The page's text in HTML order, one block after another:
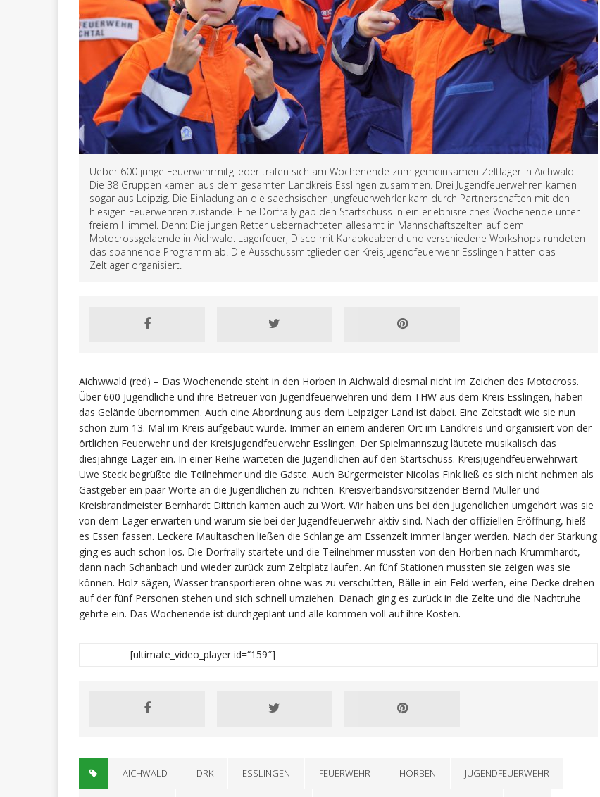
Ueber 600 junge Feuerwehrmitglieder trafen sich am Wochenende zum gemeinsamen Zeltlager in Aichwald.
Die 38 Gruppen kamen aus dem gesamten Landkreis Esslingen zusammen. Drei Jugendfeuerwehren kamen
sogar aus Leipzig. Die Einladung an die saechsischen Jungfeuerwehrler kam durch Partnerschaften mit den
hiesigen Feuerwehren zustande. Eine Dorfrally gab den Startschuss in ein erlebnisreiches Wochenende unter
freiem Himmel. Denn: Die jungen Retter uebernachteten allesamt in Mannschaftszelten auf dem
Motocrossgelaende in Aichwald. Lagerfeuer, Disco mit Karaokeabend und verschiedene Workshops rundeten
das spannende Programm ab. Die Ausschussmitglieder der Kreisjugendfeuerwehr Esslingen hatten das
Zeltlager organisiert.
Aichwwald (red) – Das Wochenende steht in den Horben in Aichwald diesmal nicht im Zeichen des Motocross.
Über 600 Jugendliche und ihre Betreuer von Jugendfeuerwehren und dem THW aus dem Kreis Esslingen, haben
das Gelände übernommen. Auch eine Abordnung aus dem Leipziger Land ist dabei. Eine Zeltstadt wie sie nun
schon zum 13. Mal im Kreis aufgebaut wurde. Immer an einem anderen Ort im Landkreis und organisiert von der
örtlichen Feuerwehr und der Kreisjugendfeuerwehr Esslingen. Der Spielmannszug läutete musikalisch das
diesjährige Lager ein. In einer Reihe warteten die Jugendlichen auf den Startschuss. Kreisjugendfeuerwehrwart
Uwe Steck begrüßte die Teilnehmer und die Gäste. Auch Bürgermeister Nicolas Fink ließ es sich nicht nehmen als
Gastgeber ein paar Worte an die Jugendlichen zu richten. Kreisverbandsvorsitzender Bernd Müller und
Kreisbrandmeister Bernhardt Dittrich kamen auch zu Wort. Wir haben uns bei den Jugendlichen umgehört was sie
von dem Lager erwarten und warum sie bei der Jugendfeuerwehr aktiv sind. Nach der offiziellen Eröffnung, hieß
es Essen fassen. Leckere Maultaschen ließen die Schlange am Essenzelt immer länger werden. Nach der Stärkung
ging es auch schon los. Die Dorfrally startete und die Teilnehmer mussten von den Horben nach Krummhardt,
dann nach Schanbach und wieder zurück zum Zeltplatz laufen. An fünf Stationen mussten sie zeigen was sie
können. Holz sägen, Wasser transportieren ohne was zu verschütten, Bälle in ein Feld werfen, eine Decke drehen
auf der fünf Personen stehen und sich schnell umziehen. Danach ging es zurück in die Zelte und die Nachtruhe
gehrte ein. Das Wochenende ist durchgeplant und alle kommen voll auf ihre Kosten.
[ultimate_video_player id=“159″]
AICHWALD DRK ESSLINGEN FEUERWEHR HORBEN JUGENDFEUERWEHR